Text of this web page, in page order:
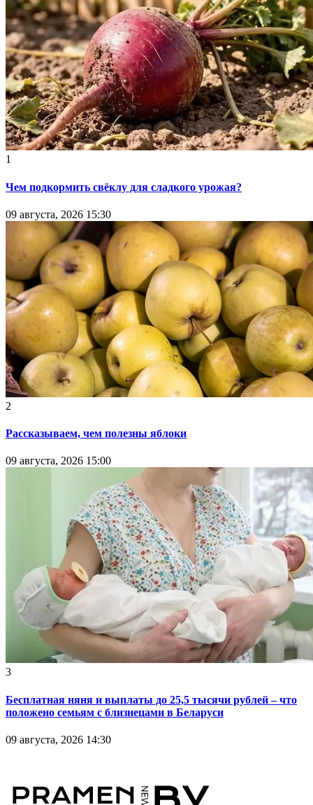
1
Чем подкормить свёклу для сладкого урожая?
09 августа, 2026 15:30
2
Рассказываем, чем полезны яблоки
09 августа, 2026 15:00
3
Бесплатная няня и выплаты до 25,5 тысячи рублей – что
положено семьям с близнецами в Беларуси
09 августа, 2026 14:30